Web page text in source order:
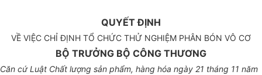
QUYẾT ĐỊNH
VỀ VIỆC CHỈ ĐỊNH TỔ CHỨC THỬ NGHIỆM PHÂN BÓN VÔ CƠ
BỘ TRƯỞNG BỘ CÔNG THƯƠNG
Căn cứ Luật Chất lượng sản phẩm, hàng hóa ngày 21 tháng 11 năm